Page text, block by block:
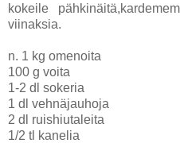
kokeile
viinaksia.
n. 1 kg omenoita
100 g voita
1-2 dl sokeria
1 dl vehnäjauhoja
2 dl ruishiutaleita
1/2 tl kanelia